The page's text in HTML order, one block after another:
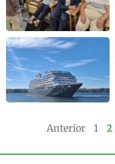
Anterior 1 2